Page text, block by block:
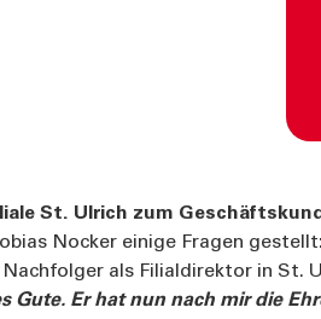
St. Ulrich zum
Nocker einige Fragen
als Filialdirektor in St.
Gute. Er hat nun nach mir die